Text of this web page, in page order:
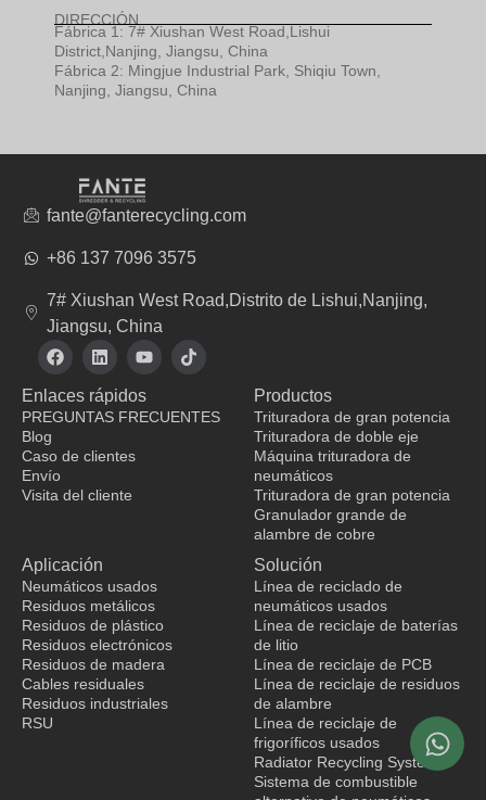
DIRECCIÓN
Fábrica 1: 7# Xiushan West Road,Lishui
District,Nanjing, Jiangsu, China
Fábrica 2: Mingjue Industrial Park, Shiqiu Town,
Nanjing, Jiangsu, China
fante@fanterecycling.com
+86 137 7096 3575
7# Xiushan West Road,Distrito de Lishui,Nanjing,
Jiangsu, China
F
a
e
b
o
k
L
i
n
k
e
i
Y
o
t
u
T
i
o
Enlaces rápidos
PREGUNTAS FRECUENTES
Blog
Caso de clientes
Envío
Visita del cliente
Productos
Trituradora de gran potencia
Trituradora de doble eje
Máquina trituradora de
neumáticos
Trituradora de gran potencia
Granulador grande de
alambre de cobre
Aplicación
Neumáticos usados
Residuos metálicos
Residuos de plástico
Residuos electrónicos
Residuos de madera
Cables residuales
Residuos industriales
RSU
Solución
Línea de reciclado de
neumáticos usados
Línea de reciclaje de baterías
de litio
Línea de reciclaje de PCB
Línea de reciclaje de residuos
de alambre
Línea de reciclaje de
frigoríficos usados
Radiator Recycling System
Sistema de combustible